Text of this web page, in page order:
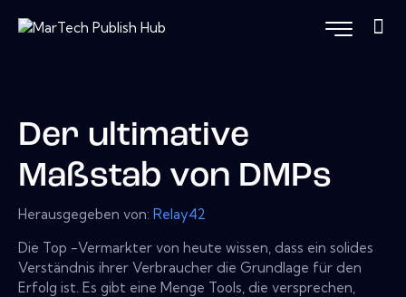
Der ultimative
Maßstab von DMPs
Herausgegeben von: Relay42
Die Top -Vermarkter von heute wissen, dass ein solides
Verständnis ihrer Verbraucher die Grundlage für den
Erfolg ist. Es gibt eine Menge Tools, die versprechen,